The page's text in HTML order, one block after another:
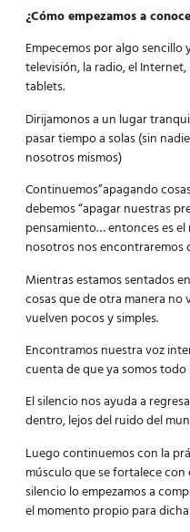
¿Cómo empezamos a
Empecemos por algo sencillo
televisión, la radio, el
tablets.
Dirijamonos a un lugar
pasar tiempo a solas (sin
nosotros mismos)
Continuemos”apagando
debemos “apagar nuestras
pensamiento… entonces es
nosotros nos encontraremos
Mientras estamos sentados
cosas que de otra manera no
vuelven pocos y simples.
Encontramos nuestra voz
cuenta de que ya somos
El silencio nos ayuda a
dentro, lejos del ruido del
Luego continuemos con la
músculo que se fortalece
silencio lo empezamos a
el momento propio para